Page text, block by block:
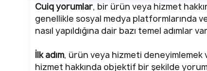
Cuiq yorumlar, bir ürün veya hizmet
genellikle sosyal medya platformlarında
nasıl yapıldığına dair bazı temel adımlar
İlk adım, ürün veya hizmeti deneyimlemek
hizmet hakkında objektif bir şekilde